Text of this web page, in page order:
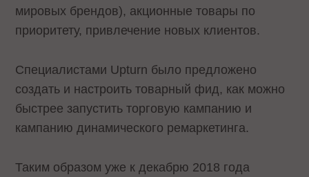
мировых брендов), акционные товары по
приоритету, привлечение новых клиентов.
Специалистами Upturn было предложено
создать и настроить товарный фид, как можно
быстрее запустить торговую кампанию и
кампанию динамического ремаркетинга.
Таким образом уже к декабрю 2018 года